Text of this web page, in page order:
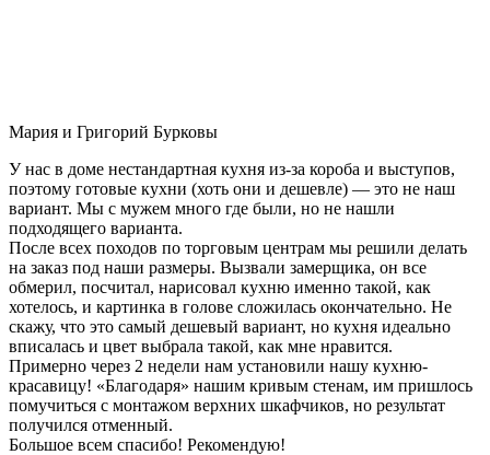
Мария и Григорий Бурковы
У нас в доме нестандартная кухня из-за короба и выступов,
поэтому готовые кухни (хоть они и дешевле) — это не наш
вариант. Мы с мужем много где были, но не нашли
подходящего варианта.
После всех походов по торговым центрам мы решили делать
на заказ под наши размеры. Вызвали замерщика, он все
обмерил, посчитал, нарисовал кухню именно такой, как
хотелось, и картинка в голове сложилась окончательно. Не
скажу, что это самый дешевый вариант, но кухня идеально
вписалась и цвет выбрала такой, как мне нравится.
Примерно через 2 недели нам установили нашу кухню-
красавицу! «Благодаря» нашим кривым стенам, им пришлось
помучиться с монтажом верхних шкафчиков, но результат
получился отменный.
Большое всем спасибо! Рекомендую!